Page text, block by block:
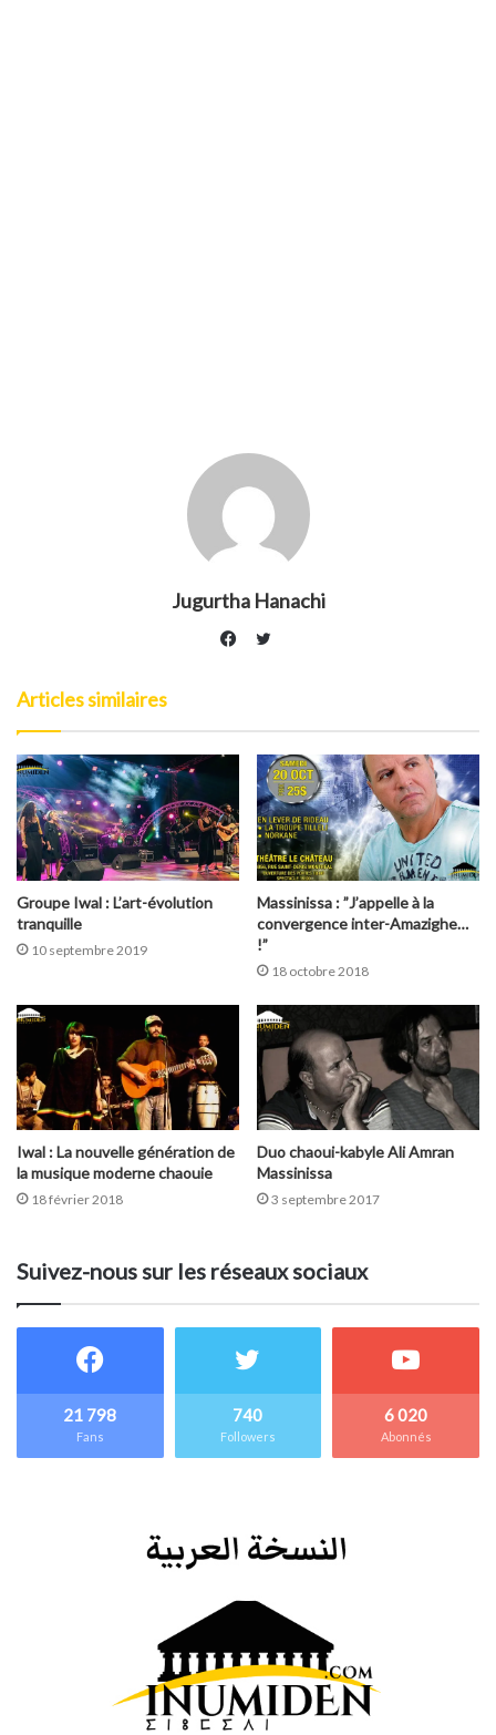
Jugurtha Hanachi
Twitter
Articles similaires
Groupe Iwal : L’art-évolution
tranquille
10 septembre 2019
Massinissa : ”J’appelle à la
convergence inter-Amazighe…
!”
18 octobre 2018
Iwal : La nouvelle génération de
la musique moderne chaouie
18 février 2018
Duo chaoui-kabyle Ali Amran
Massinissa
3 septembre 2017
Suivez-nous sur les réseaux sociaux
21 798
Fans
740
Followers
6 020
Abonnés